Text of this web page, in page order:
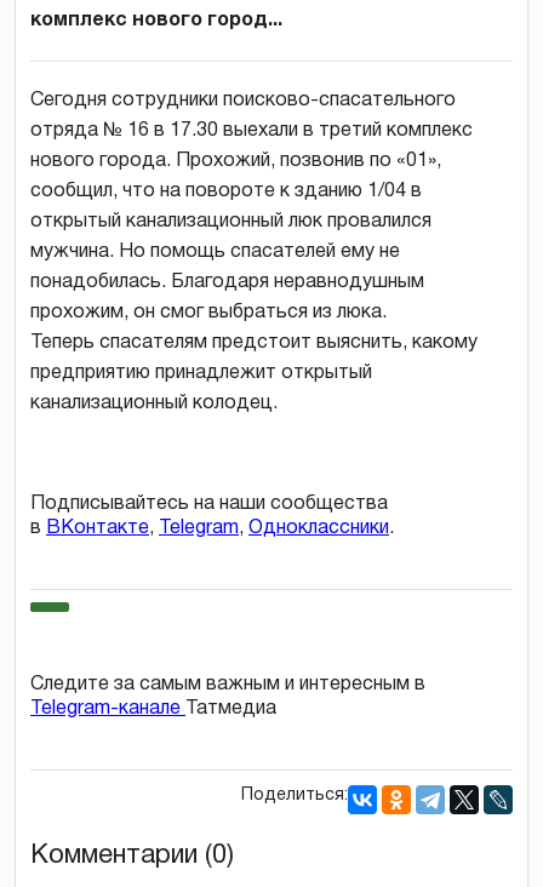
комплекс нового город...
Сегодня сотрудники поисково-спасательного
отряда № 16 в 17.30 выехали в третий комплекс
нового города. Прохожий, позвонив по «01»,
сообщил, что на повороте к зданию 1/04 в
открытый канализационный люк провалился
мужчина. Но помощь спасателей ему не
понадобилась. Благодаря неравнодушным
прохожим, он смог выбраться из люка.
Теперь спасателям предстоит выяснить, какому
предприятию принадлежит открытый
канализационный колодец.
Подписывайтесь на наши сообщества
в ВКонтакте, Telegram, Одноклассники.
Следите за самым важным и интересным в
Telegram-канале
Татмедиа
Поделиться:
Комментарии (0)